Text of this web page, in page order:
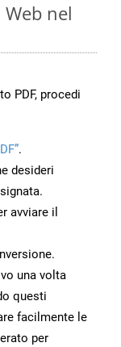
nel
PDF, procedi
.
desideri
avviare il
una volta
questi
facilmente le
per